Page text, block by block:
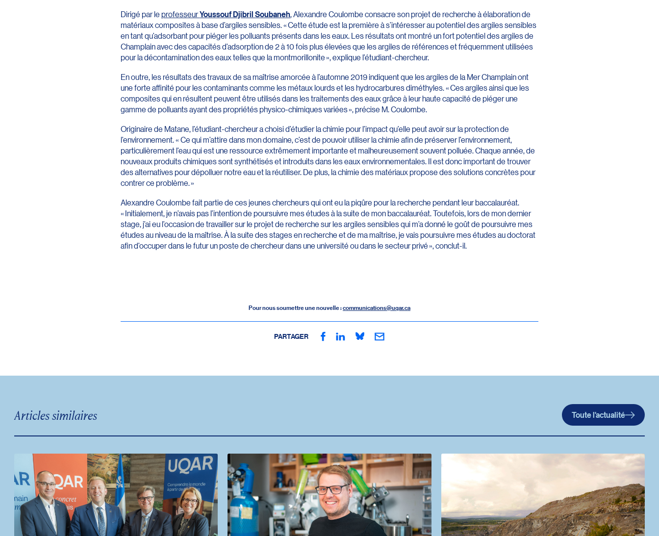
Dirigé par leprofesseurYoussouf Djibril Soubaneh, Alexandre Coulombe consacre son projet de recherche à élaboration de
matériaux composites à base d’argiles sensibles. « Cette étude est la première à s’intéresser au potentiel des argiles sensibles
en tant qu’adsorbant pour piéger les polluants présents dans les eaux. Les résultats ont montré un fort potentiel des argiles de
Champlain avec des capacités d’adsorption de 2 à 10 fois plus élevées que les argiles de références et fréquemment utilisées
pour la décontamination des eaux telles que la montmorillonite », explique l’étudiant-chercheur.
En outre, les résultats des travaux de sa maîtrise amorcée à l’automne 2019 indiquent que les argiles de la Mer Champlain ont
une forte affinité pour les contaminants comme les métaux lourds et les hydrocarbures diméthyles. « Ces argiles ainsi que les
composites qui en résultent peuvent être utilisés dans les traitements des eaux grâce à leur haute capacité de piéger une
gamme de polluants ayant des propriétés physico-chimiques variées », précise M. Coulombe.
Originaire de Matane, l’étudiant-chercheur a choisi d’étudier la chimie pour l’impact qu’elle peut avoir sur la protection de
l’environnement. « Ce qui m’attire dans mon domaine, c’est de pouvoir utiliser la chimie afin de préserver l’environnement,
particulièrement l’eau qui est une ressource extrêmement importante et malheureusement souvent polluée. Chaque année, de
nouveaux produits chimiques sont synthétisés et introduits dans les eaux environnementales. Il est donc important de trouver
des alternatives pour dépolluer notre eau et la réutiliser. De plus, la chimie des matériaux propose des solutions concrètes pour
contrer ce problème. »
Alexandre Coulombe fait partie de ces jeunes chercheurs qui ont eu la piqûre pour la recherche pendant leur baccalauréat.
« Initialement, je n’avais pas l’intention de poursuivre mes études à la suite de mon baccalauréat. Toutefois, lors de mon dernier
stage, j’ai eu l’occasion de travailler sur le projet de recherche sur les argiles sensibles qui m’a donné le goût de poursuivre mes
études au niveau de la maîtrise. À la suite des stages en recherche et de ma maîtrise, je vais poursuivre mes études au doctorat
afin d’occuper dans le futur un poste de chercheur dans une université ou dans le secteur privé », conclut-il.
Pour nous soumettre une nouvelle :communications@uqar.ca
PARTAGER
Articles similaires Toute l'actualité